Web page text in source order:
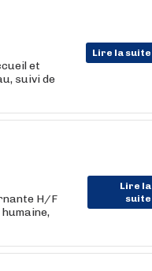
Lire la suite
et
suivi de
Lire la
suite
H/F